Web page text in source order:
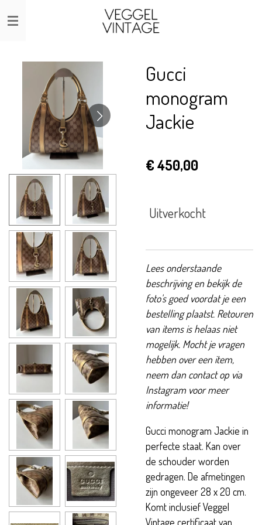
Ga
direct
hoofdinhoud
Gucci
monogram
Jackie
€ 450,00
Uitverkocht
Lees onderstaande
beschrijving en bekijk de
foto's goed voordat je een
bestelling plaatst. Retouren
van items is helaas niet
mogelijk. Mocht je vragen
hebben over een item,
neem dan contact op via
Instagram voor meer
informatie!
Gucci monogram Jackie in
perfecte staat. Kan over
de schouder worden
gedragen. De afmetingen
zijn ongeveer 28 x 20 cm.
Komt inclusief Veggel
Vintage certificaat van